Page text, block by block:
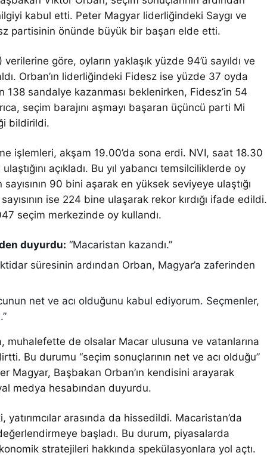
kabul etti. Peter Magyar liderliğindeki Saygı ve
partisinin önünde büyük bir başarı elde etti.
göre, oyların yaklaşık yüzde 94’ü sayıldı ve
Orban’ın liderliğindeki Fidesz ise yüzde 37 oyda
138 sandalye kazanması beklenirken, Fidesz’in 54
seçim barajını aşmayı başaran üçüncü parti Mi
bildirildi.
işlemleri, akşam 19.00’da sona erdi. NVI, saat 18.30
açıkladı. Bu yıl yabancı temsilciliklerde oy
90 bini aşarak en yüksek seviyeye ulaştığı
ise 224 bine ulaşarak rekor kırdığı ifade edildi.
seçim merkezinde oy kullandı.
duyurdu: “Macaristan kazandı.”
iktidar süresinin ardından Orban, Magyar’a zaferinden
net ve acı olduğunu kabul ediyorum. Seçmenler,
muhalefette de olsalar Macar ulusuna ve vatanlarına
Bu durumu “seçim sonuçlarının net ve acı olduğu”
Magyar, Başbakan Orban’ın kendisini arayarak
medya hesabından duyurdu.
yatırımcılar arasında da hissedildi. Macaristan’da
başladı. Bu durum, piyasalarda
stratejileri hakkında spekülasyonlara yol açtı.